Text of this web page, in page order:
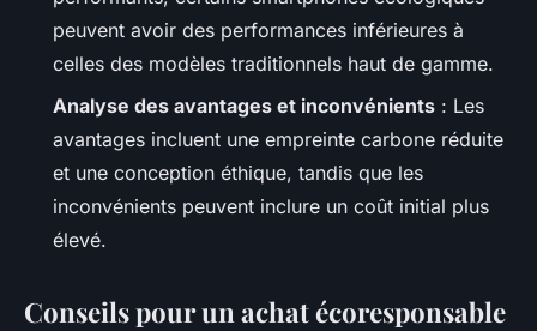
peuvent avoir des performances inférieures à
celles des modèles traditionnels haut de gamme.
Analyse des avantages et inconvénients : Les
avantages incluent une empreinte carbone réduite
et une conception éthique, tandis que les
inconvénients peuvent inclure un coût initial plus
élevé.
Conseils pour un achat écoresponsable